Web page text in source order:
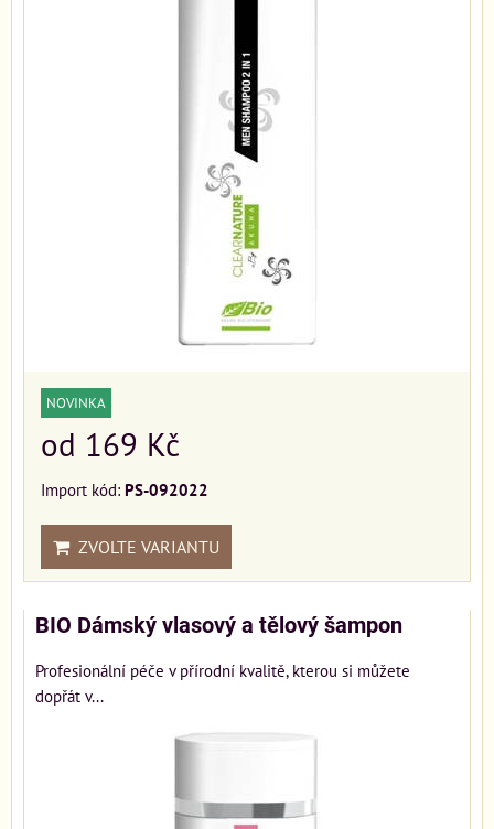
NOVINKA
od 169 Kč
Import kód: PS-092022
ZVOLTE VARIANTU
BIO Dámský vlasový a tělový šampon
Profesionální péče v přírodní kvalitě, kterou si můžete
dopřát v...